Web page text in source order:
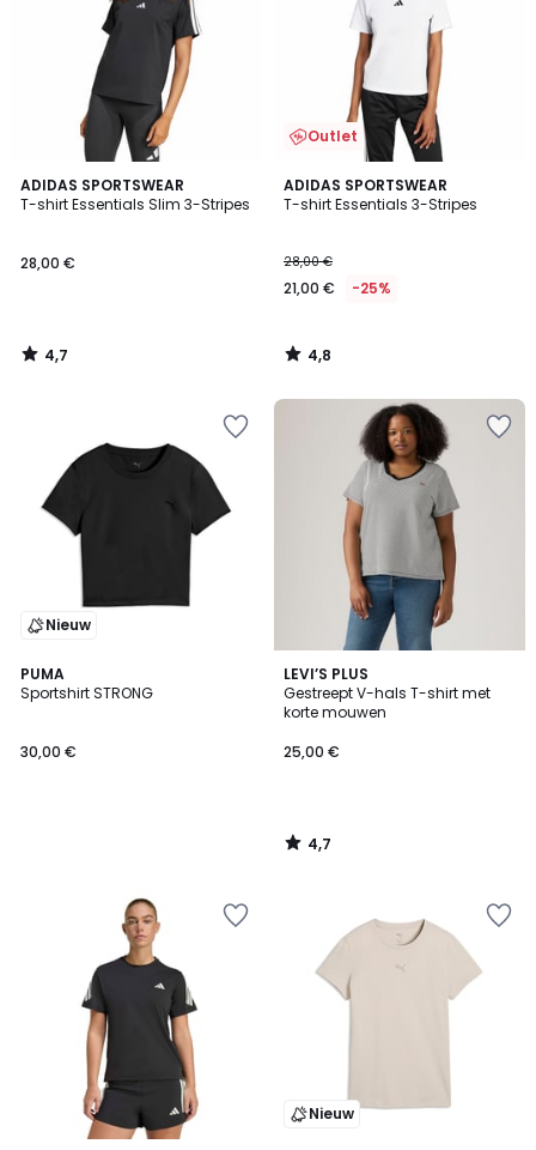
ADIDAS SPORTSWEAR
T-shirt Essentials Slim 3-Stripes
28,00 €
4,7
/ 5
4,7
/
Outlet
ADIDAS SPORTSWEAR
T-shirt Essentials 3-Stripes
28,00 €
21,00 € -25%
4,8
/ 5
4,8
/
Nieuw
PUMA
Sportshirt STRONG
30,00 €
LEVI’S PLUS
Gestreept V-hals T-shirt met
korte mouwen
25,00 €
4,7
/ 5
4,7
/
Nieuw